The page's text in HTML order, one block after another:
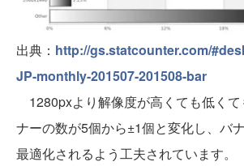
出典： http://gs.statcounter.com/
JP-monthly-201507-201508-bar
1280pxより解像度が高くても低く
ナーの数が5個から±1個と変化し、バ
最適化されるよう工夫されています。